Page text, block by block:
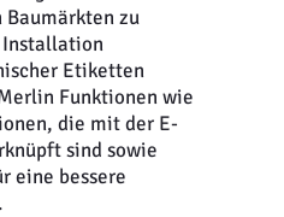
Baumärkten zu
Etiketten
Funktionen wie
die mit der E-
sind sowie
eine bessere